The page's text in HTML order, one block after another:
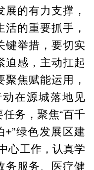
的有力支撑，
的重要抓手，
键举措，要切实
迫感，主动扛起
焦赋能运用，
动在源城落地见
务，聚焦“百千
+”绿色发展区建
心工作，认真学
务服务、医疗健